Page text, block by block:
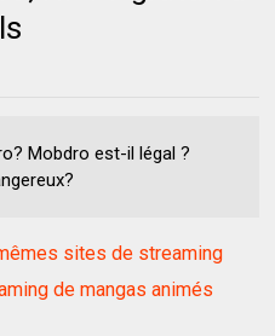
Mobdro est-il légal ?
sites de streaming
de mangas animés